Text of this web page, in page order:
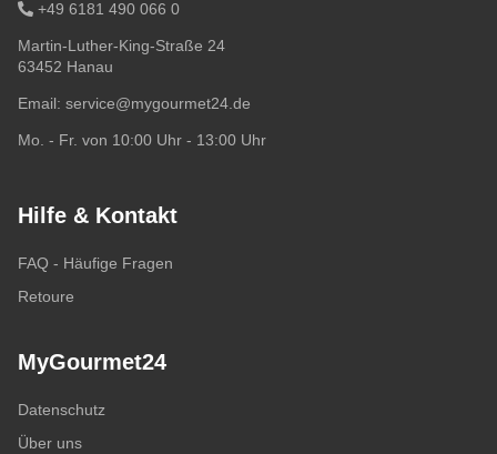
+49 6181 490 066 0
Martin-Luther-King-Straße 24
63452 Hanau
Email: service@mygourmet24.de
Mo. - Fr. von 10:00 Uhr - 13:00 Uhr
Hilfe & Kontakt
FAQ - Häufige Fragen
Retoure
MyGourmet24
Datenschutz
Über uns